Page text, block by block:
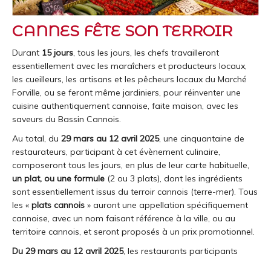
CANNES FÊTE SON TERROIR
Durant 15 jours, tous les jours, les chefs travailleront
essentiellement avec les maraîchers et producteurs locaux,
les cueilleurs, les artisans et les pêcheurs locaux du Marché
Forville, ou se feront même jardiniers, pour réinventer une
cuisine authentiquement cannoise, faite maison, avec les
saveurs du Bassin Cannois.
Au total, du 29 mars au 12 avril 2025, une cinquantaine de
restaurateurs, participant à cet évènement culinaire,
composeront tous les jours, en plus de leur carte habituelle,
un plat, ou une formule (2 ou 3 plats), dont les ingrédients
sont essentiellement issus du terroir cannois (terre-mer). Tous
les « plats cannois » auront une appellation spécifiquement
cannoise, avec un nom faisant référence à la ville, ou au
territoire cannois, et seront proposés à un prix promotionnel.
Du 29 mars au 12 avril 2025, les restaurants participants